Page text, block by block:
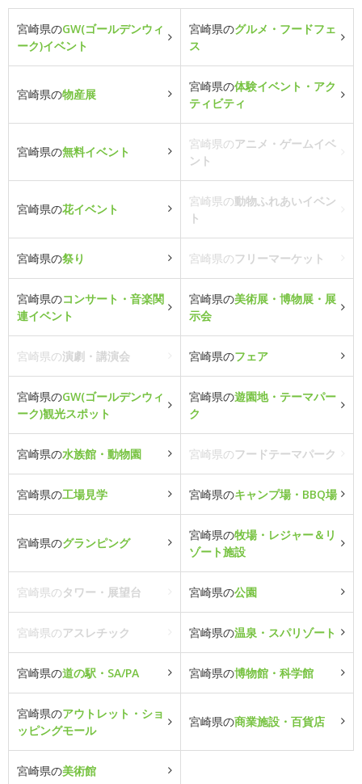
宮崎県のGW(ゴールデンウィ
ーク)イベント
宮崎県のグルメ・フードフェ
ス
宮崎県の物産展
宮崎県の体験イベント・アク
ティビティ
宮崎県の無料イベント
宮崎県のアニメ・ゲームイベ
ント
宮崎県の花イベント
宮崎県の動物ふれあいイベン
ト
宮崎県の祭り 宮崎県のフリーマーケット
宮崎県のコンサート・音楽関
連イベント
宮崎県の美術展・博物展・展
示会
宮崎県の演劇・講演会 宮崎県のフェア
宮崎県のGW(ゴールデンウィ
ーク)観光スポット
宮崎県の遊園地・テーマパー
ク
宮崎県の水族館・動物園 宮崎県のフードテーマパーク
宮崎県の工場見学 宮崎県のキャンプ場・BBQ場
宮崎県のグランピング
宮崎県の牧場・レジャー＆リ
ゾート施設
宮崎県のタワー・展望台 宮崎県の公園
宮崎県のアスレチック 宮崎県の温泉・スパリゾート
宮崎県の道の駅・SA/PA 宮崎県の博物館・科学館
宮崎県のアウトレット・ショ
ッピングモール
宮崎県の商業施設・百貨店
宮崎県の美術館